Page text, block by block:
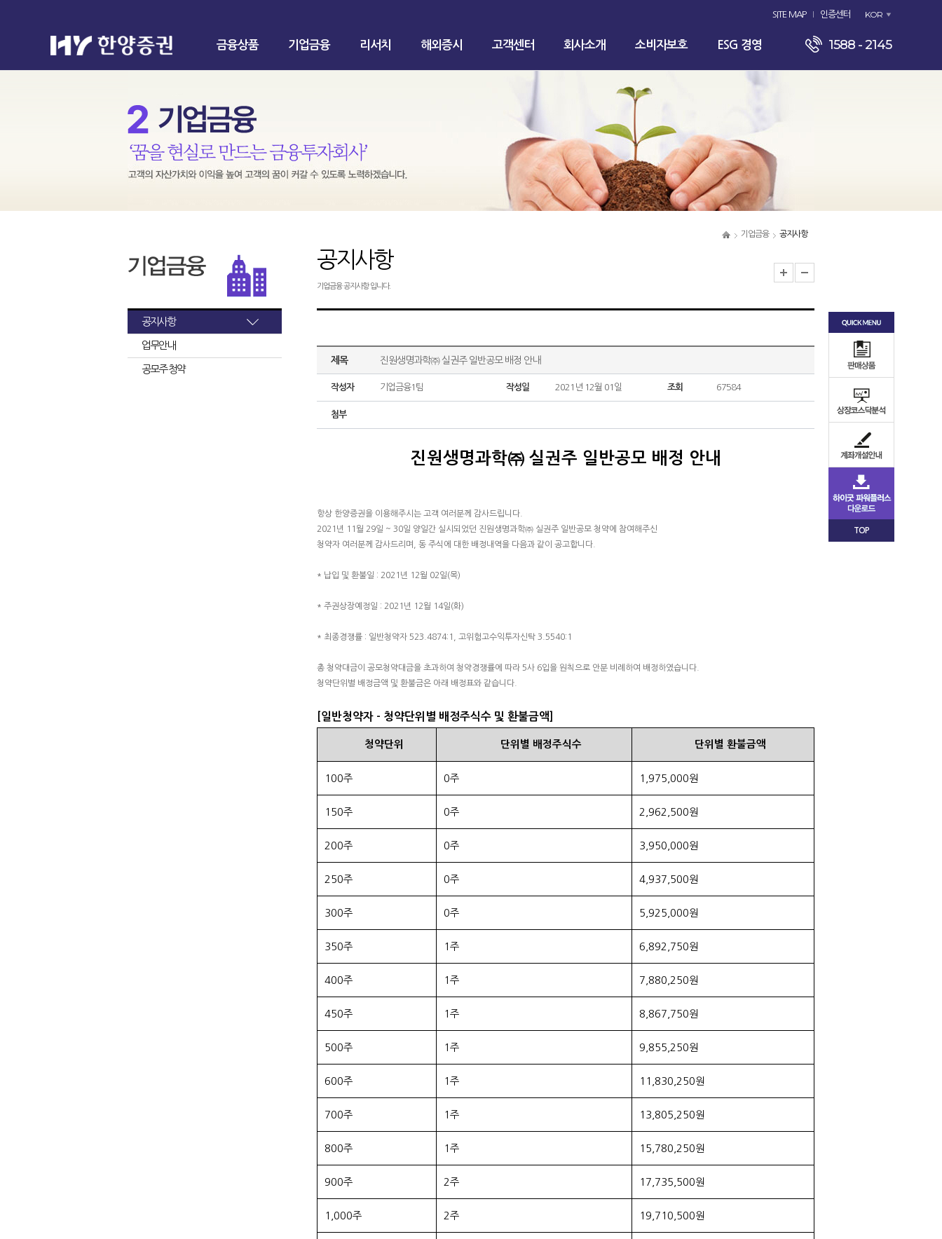
SITE MAP 인증센터 KOR
금융상품 기업금융 리서치 해외증시 고객센터 회사소개 소비자보호 ESG 경영 1588 - 2145
기업금융 공지사항
공지사항
업무안내
공모주 청약
공지사항
기업금융 공지사항 입니다.
제목 진원생명과학㈜ 실권주 일반공모 배정 안내
작성자 기업금융1팀 작성일 2021년 12월 01일 조회 67584
첨부
진원생명과학㈜ 실권주 일반공모 배정 안내
항상 한양증권을 이용해주시는 고객 여러분께 감사드립니다.
2021년 11월 29일 ~ 30일 양일간 실시되었던 진원생명과학㈜ 실권주 일반공모 청약에 참여해주신
청약자 여러분께 감사드리며, 동 주식에 대한 배정내역을 다음과 같이 공고합니다.
* 납입 및 환불일 : 2021년 12월 02일(목)
* 주권상장예정일 : 2021년 12월 14일(화)
* 최종경쟁률 : 일반청약자 523.4874:1, 고위험고수익투자신탁 3.5540:1
총 청약대금이 공모청약대금을 초과하여 청약경쟁률에 따라 5사 6입을 원칙으로 안분 비례하여 배정하였습니다.
청약단위별 배정금액 및 환불금은 아래 배정표와 같습니다.
[일반청약자 - 청약단위별 배정주식수 및 환불금액]
청약단위 단위별 배정주식수 단위별 환불금액
100주 0주 1,975,000원
150주 0주 2,962,500원
200주 0주 3,950,000원
250주 0주 4,937,500원
300주 0주 5,925,000원
350주 1주 6,892,750원
400주 1주 7,880,250원
450주 1주 8,867,750원
500주 1주 9,855,250원
600주 1주 11,830,250원
700주 1주 13,805,250원
800주 1주 15,780,250원
900주 2주 17,735,500원
1,000주 2주 19,710,500원
TOP